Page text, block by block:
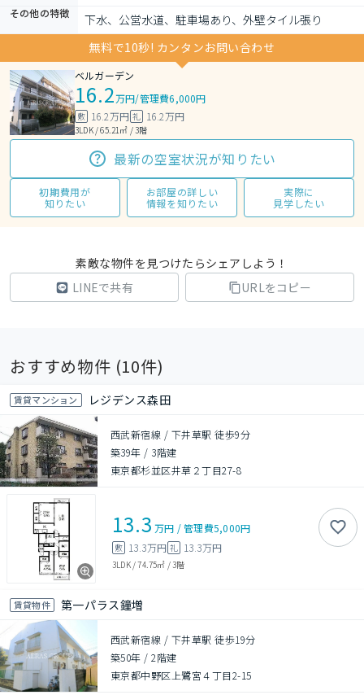
その他の特徴
下水、公営水道、駐車場あり、外壁タイル張り
無料で10秒! カンタンお問い合わせ
ベルガーデン
16.2万円/管理費6,000円
敷 16.2万円 礼 16.2万円
3LDK / 65.21㎡ / 3階
最新の空室状況が知りたい
初期費用が
知りたい
お部屋の詳しい
情報を知りたい
実際に
見学したい
素敵な物件を見つけたらシェアしよう！
LINEで共有
URLをコピー
おすすめ物件 (10件)
賃貸マンション レジデンス森田
西武新宿線 / 下井草駅 徒歩9分
築39年 / 3階建
東京都杉並区井草２丁目27-8
13.3 万円 /管理費5,000円
敷 13.3万円 礼 13.3万円
3LDK/74.75㎡ /3階
賃貸物件 第一パラス鐘増
西武新宿線 / 下井草駅 徒歩19分
築50年 /2階建
東京都中野区上鷺宮４丁目2-15